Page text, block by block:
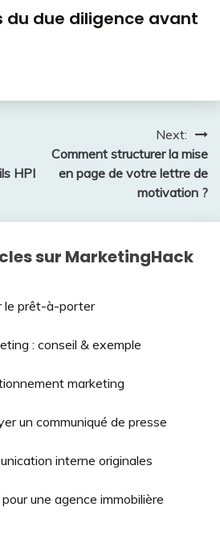
du due diligence avant
HPI
Next:
Comment structurer la mise
en page de votre lettre de
motivation ?
sur MarketingHack
le prêt-à-porter
: conseil & exemple
marketing
un communiqué de presse
interne originales
une agence immobilière